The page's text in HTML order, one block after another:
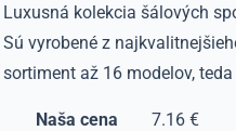
Luxusná kolekcia šálových
Sú vyrobené z
sortiment až 16 modelov, teda
Naša cena
7.16 €